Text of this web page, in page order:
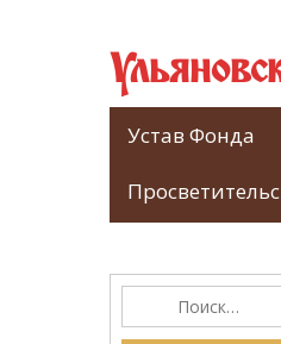
Устав Фонда